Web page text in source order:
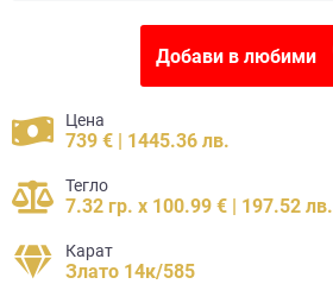
Добави в любими
Цена
739 € | 1445.36 лв.
Тегло
7.32 гр. x 100.99 € | 197.52 лв.
Карат
Злато 14к/585